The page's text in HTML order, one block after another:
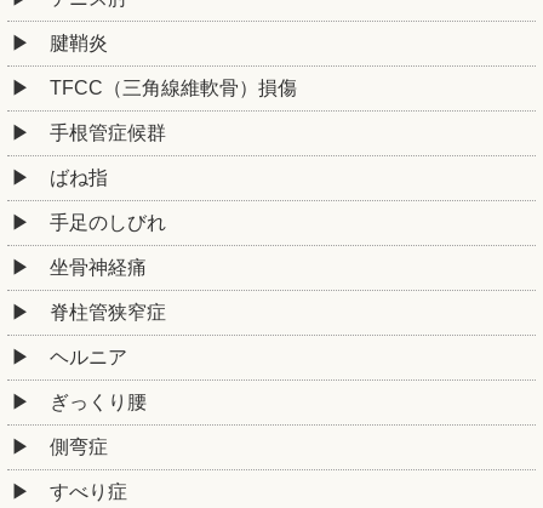
腱鞘炎
TFCC（三角線維軟骨）損傷
手根管症候群
ばね指
手足のしびれ
坐骨神経痛
脊柱管狭窄症
ヘルニア
ぎっくり腰
側弯症
すべり症